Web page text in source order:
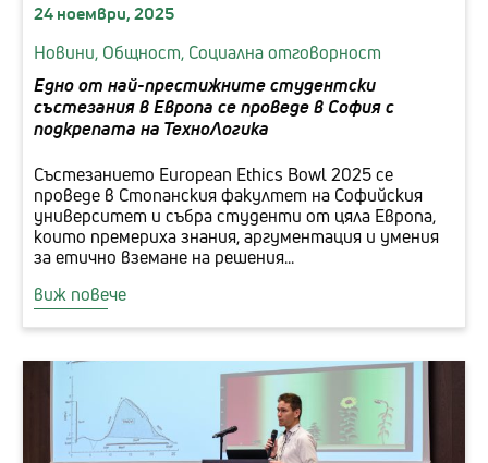
24 ноември, 2025
Новини, Общност, Социална отговорност
Едно от най-престижните студентски
състезания в Европа се проведе в София с
подкрепата на ТехноЛогика
Състезанието European Ethics Bowl 2025 се
проведе в Стопанския факултет на Софийския
университет и събра студенти от цяла Европа,
които премериха знания, аргументация и умения
за етично вземане на решения...
виж повече